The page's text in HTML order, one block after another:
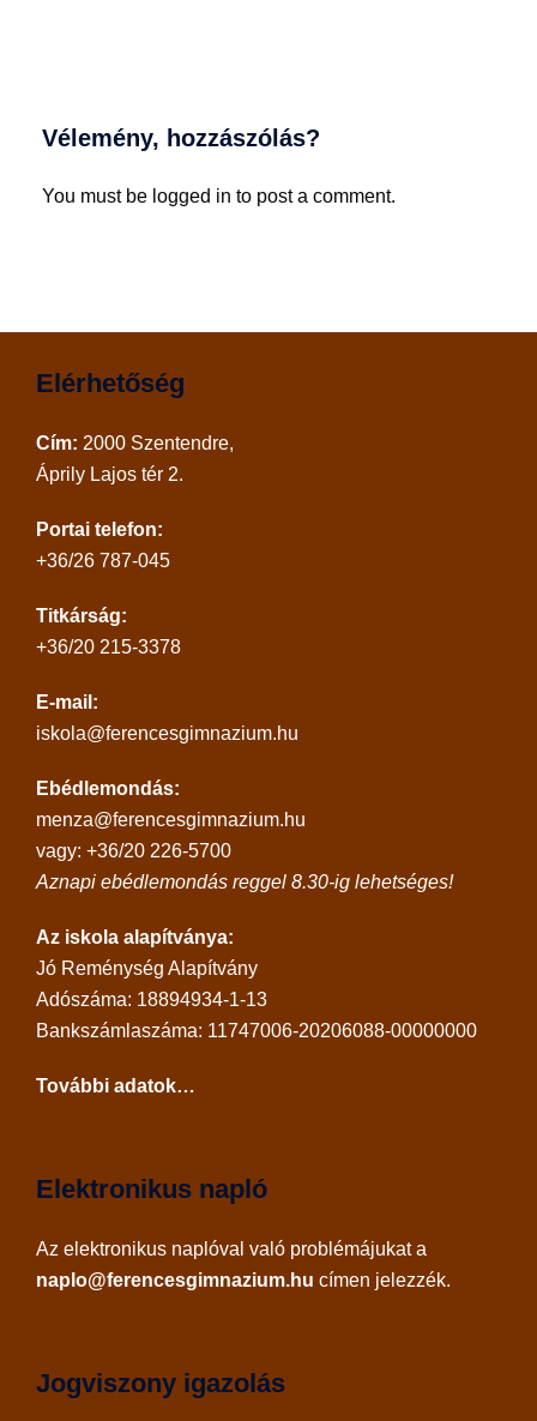
Vélemény, hozzászólás?
You must be logged in to post a comment.
Elérhetőség
Cím: 2000 Szentendre,
Áprily Lajos tér 2.
Portai telefon:
+36/26 787-045
Titkárság:
+36/20 215-3378
E-mail:
iskola@ferencesgimnazium.hu
Ebédlemondás:
menza@ferencesgimnazium.hu
vagy: +36/20 226-5700
Aznapi ebédlemondás reggel 8.30-ig lehetséges!
Az iskola alapítványa:
Jó Reménység Alapítvány
Adószáma: 18894934-1-13
Bankszámlaszáma: 11747006-20206088-00000000
További adatok…
Elektronikus napló
Az elektronikus naplóval való problémájukat a
naplo@ferencesgimnazium.hu címen jelezzék.
Jogviszony igazolás